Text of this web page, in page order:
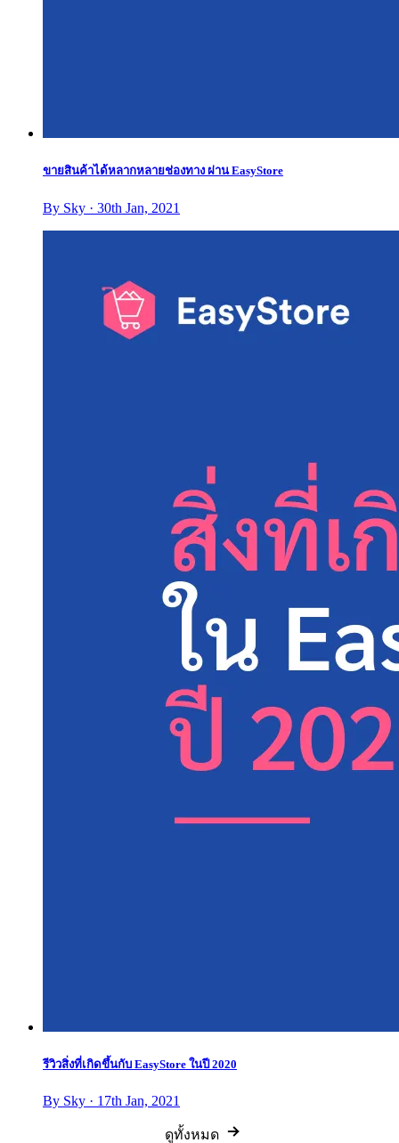
ขายสินค้าได้หลากหลายช่องทาง ผ่าน EasyStore
By Sky · 30th Jan, 2021
รีวิวสิ่งที่เกิดขึ้นกับ EasyStore ในปี 2020
By Sky · 17th Jan, 2021
ดูทั้งหมด